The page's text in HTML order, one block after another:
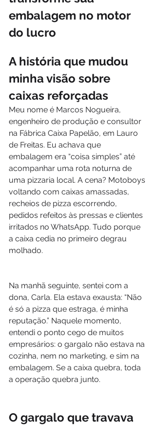
embalagem no motor
do lucro
A história que mudou
minha visão sobre
caixas reforçadas
Meu nome é Marcos Nogueira,
engenheiro de produção e consultor
na Fábrica Caixa Papelão, em Lauro
de Freitas. Eu achava que
embalagem era “coisa simples” até
acompanhar uma rota noturna de
uma pizzaria local. A cena? Motoboys
voltando com caixas amassadas,
recheios de pizza escorrendo,
pedidos refeitos às pressas e clientes
irritados no WhatsApp. Tudo porque
a caixa cedia no primeiro degrau
molhado.
Na manhã seguinte, sentei com a
dona, Carla. Ela estava exausta: “Não
é só a pizza que estraga, é minha
reputação.” Naquele momento,
entendi o ponto cego de muitos
empresários: o gargalo não estava na
cozinha, nem no marketing, e sim na
embalagem. Se a caixa quebra, toda
a operação quebra junto.
O gargalo que travava